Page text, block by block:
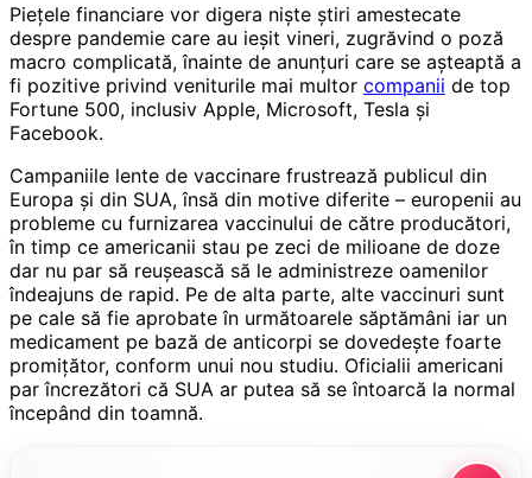
Piețele financiare vor digera niște știri amestecate
despre pandemie care au ieșit vineri, zugrăvind o poză
macro complicată, înainte de anunțuri care se așteaptă a
fi pozitive privind veniturile mai multor companii de top
Fortune 500, inclusiv Apple, Microsoft, Tesla și
Facebook.
Campaniile lente de vaccinare frustrează publicul din
Europa și din SUA, însă din motive diferite – europenii au
probleme cu furnizarea vaccinului de către producători,
în timp ce americanii stau pe zeci de milioane de doze
dar nu par să reușească să le administreze oamenilor
îndeajuns de rapid. Pe de alta parte, alte vaccinuri sunt
pe cale să fie aprobate în următoarele săptămâni iar un
medicament pe bază de anticorpi se dovedește foarte
promițător, conform unui nou studiu. Oficialii americani
par încrezători că SUA ar putea să se întoarcă la normal
începând din toamnă.